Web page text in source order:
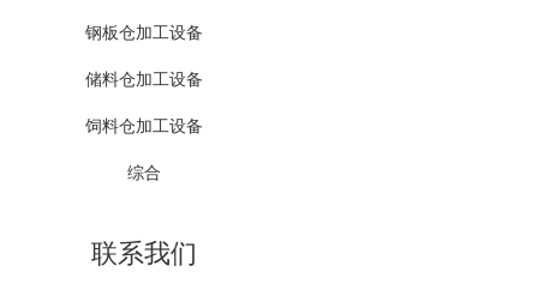
钢板仓加工设备
储料仓加工设备
饲料仓加工设备
综合
联系我们